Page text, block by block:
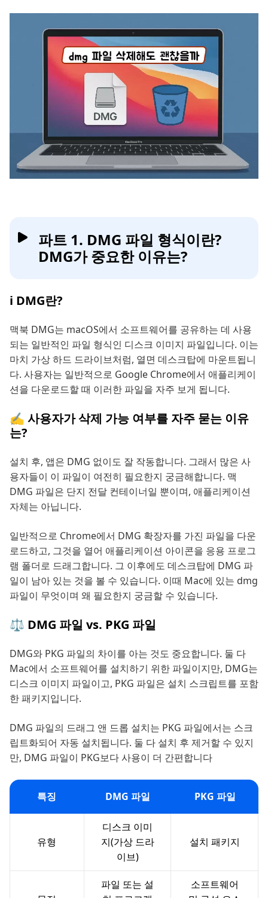
파트 1. DMG 파일 형식이란?
DMG가 중요한 이유는?
ℹ️ DMG란?
맥북 DMG는 macOS에서 소프트웨어를 공유하는 데 사용
되는 일반적인 파일 형식인 디스크 이미지 파일입니다. 이는
마치 가상 하드 드라이브처럼, 열면 데스크탑에 마운트됩니
다. 사용자는 일반적으로 Google Chrome에서 애플리케이
션을 다운로드할 때 이러한 파일을 자주 보게 됩니다.
✍ 사용자가 삭제 가능 여부를 자주 묻는 이유
는?
설치 후, 앱은 DMG 없이도 잘 작동합니다. 그래서 많은 사
용자들이 이 파일이 여전히 필요한지 궁금해합니다. 맥
DMG 파일은 단지 전달 컨테이너일 뿐이며, 애플리케이션
자체는 아닙니다.
일반적으로 Chrome에서 DMG 확장자를 가진 파일을 다운
로드하고, 그것을 열어 애플리케이션 아이콘을 응용 프로그
램 폴더로 드래그합니다. 그 이후에도 데스크탑에 DMG 파
일이 남아 있는 것을 볼 수 있습니다. 이때 Mac에 있는 dmg
파일이 무엇이며 왜 필요한지 궁금할 수 있습니다.
⚖️ DMG 파일 vs. PKG 파일
DMG와 PKG 파일의 차이를 아는 것도 중요합니다. 둘 다
Mac에서 소프트웨어를 설치하기 위한 파일이지만, DMG는
디스크 이미지 파일이고, PKG 파일은 설치 스크립트를 포함
한 패키지입니다.
DMG 파일의 드래그 앤 드롭 설치는 PKG 파일에서는 스크
립트화되어 자동 설치됩니다. 둘 다 설치 후 제거할 수 있지
만, DMG 파일이 PKG보다 사용이 더 간편합니다
특징 DMG 파일 PKG 파일
유형
디스크 이미
지(가상 드라
이브)
설치 패키지
파일 또는 설
소프트웨어